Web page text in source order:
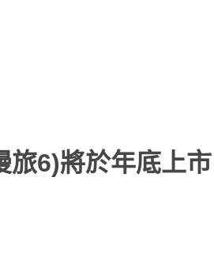
6)將於年底上